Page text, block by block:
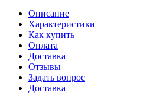
Описание
Характеристики
Как купить
Оплата
Доставка
Отзывы
Задать вопрос
Доставка